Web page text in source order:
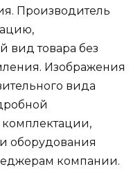
Производитель
вид товара без
Изображения
вида
оборудования
компании.